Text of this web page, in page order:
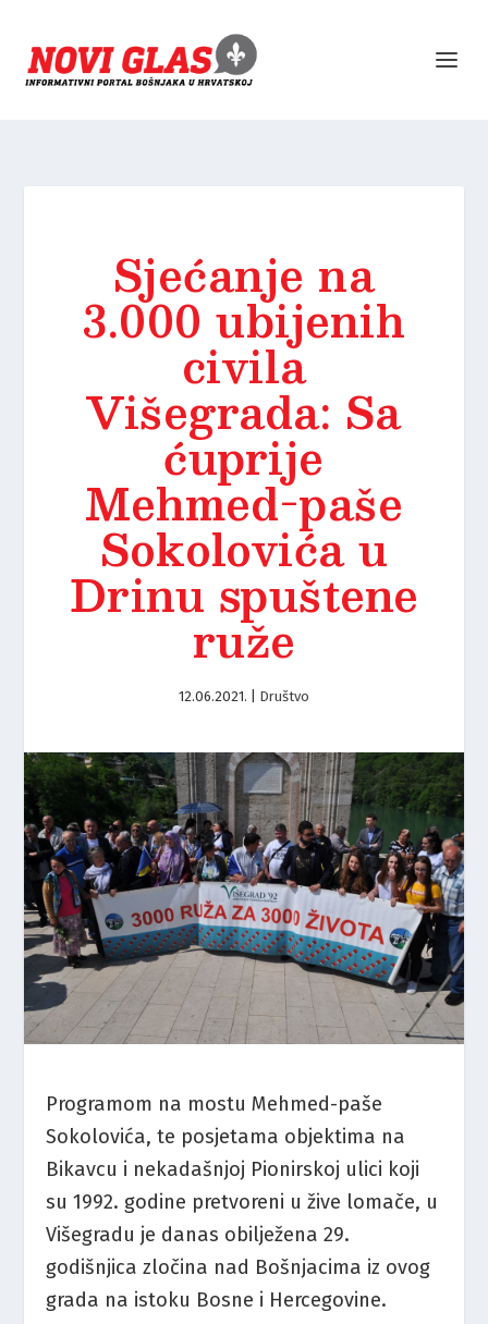
Sjećanje na
3.000 ubijenih
civila
Višegrada: Sa
ćuprije
Mehmed-paše
Sokolovića u
Drinu spuštene
ruže
12.06.2021. Društvo
Programom na mostu Mehmed-paše
Sokolovića, te posjetama objektima na
Bikavcu i nekadašnjoj Pionirskoj ulici koji
su 1992. godine pretvoreni u žive lomače, u
Višegradu je danas obilježena 29.
godišnjica zločina nad Bošnjacima iz ovog
grada na istoku Bosne i Hercegovine.